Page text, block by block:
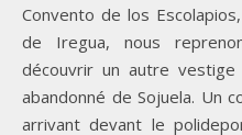
Convento de los
de Iregua, nous
découvrir un autre
abandonné de Sojuela. Un
arrivant devant le